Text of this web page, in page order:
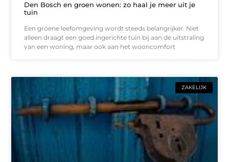
Den Bosch en groen wonen: zo haal je meer uit je
tuin
Een groene leefomgeving wordt steeds belangrijker. Niet
alleen draagt een goed ingerichte tuin bij aan de uitstraling
van een woning, maar ook aan het wooncomfort
ZAKELIJK